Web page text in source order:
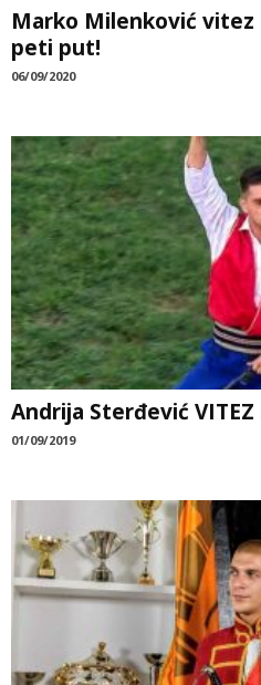
Marko Milenković vitez
peti put!
06/09/2020
Andrija Sterđević VITEZ
01/09/2019